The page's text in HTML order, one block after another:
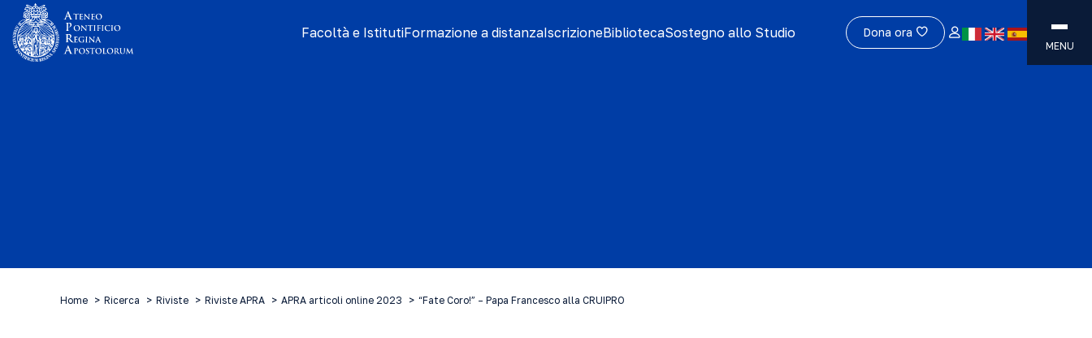
Facoltà e IstitutiFormazione a distanzaIscrizioneBibliotecaSostegno allo Studio Dona ora
MENU
Home Ricerca Riviste Riviste APRA APRA articoli online 2023 “Fate Coro!” – Papa Francesco alla CRUIPRO